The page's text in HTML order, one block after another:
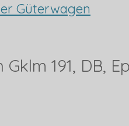
Güterwagen
191, DB,